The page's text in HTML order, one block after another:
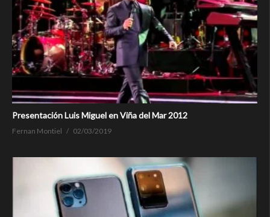
Presentación Luis Miguel en Viña del Mar 2012
Fernan Montiel 02/03/2019